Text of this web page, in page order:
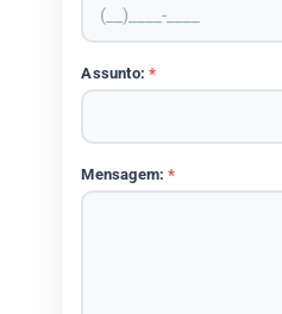
Assunto:*
Mensagem:*